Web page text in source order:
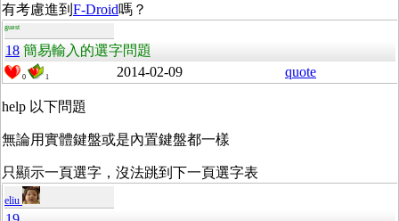
有考慮進到 F-Droid嗎？
guest
18 簡易輸入的選字問題
0 1 2014-02-09 quote
help 以下問題
無論用實體鍵盤或是內置鍵盤都一樣
只顯示一頁選字，沒法跳到下一頁選字表
eliu